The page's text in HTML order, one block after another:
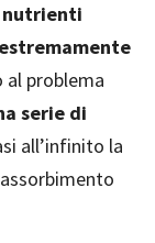
nutrienti
al problema
serie di
all’infinito la